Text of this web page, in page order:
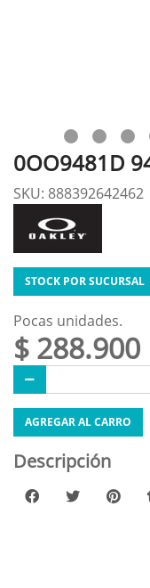
0OO9481D
SKU: 888392642462
STOCK POR SUCURSAL
Pocas unidades.
$ 288.900
AGREGAR AL CARRO
Descripción